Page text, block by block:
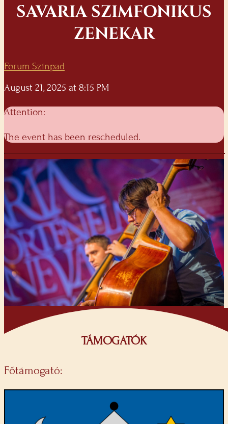
SAVARIA SZIMFONIKUS
ZENEKAR
Forum Színpad
August 21, 2025 at 8:15 PM
Attention:
The event has been rescheduled.
TÁMOGATÓK
Főtámogató: